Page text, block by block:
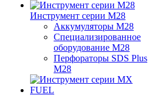
Инструмент серии M28
Аккумуляторы M28
Специализированное
оборудование M28
Перфораторы SDS Plus
M28